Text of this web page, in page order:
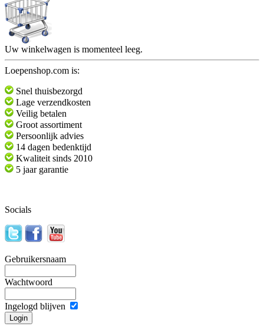
Uw winkelwagen is momenteel leeg.
Loepenshop.com is:
Snel thuisbezorgd
Lage verzendkosten
Veilig betalen
Groot assortiment
Persoonlijk advies
14 dagen bedenktijd
Kwaliteit sinds 2010
5 jaar garantie
Socials
Gebruikersnaam
Wachtwoord
Ingelogd blijven